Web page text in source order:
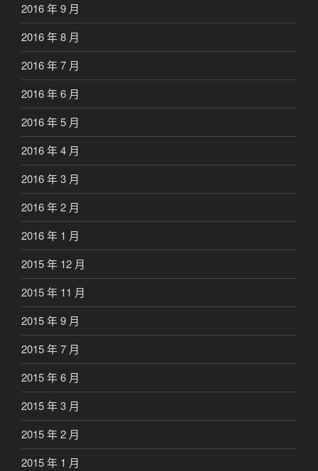
2016 年 9 月
2016 年 8 月
2016 年 7 月
2016 年 6 月
2016 年 5 月
2016 年 4 月
2016 年 3 月
2016 年 2 月
2016 年 1 月
2015 年 12 月
2015 年 11 月
2015 年 9 月
2015 年 7 月
2015 年 6 月
2015 年 3 月
2015 年 2 月
2015 年 1 月